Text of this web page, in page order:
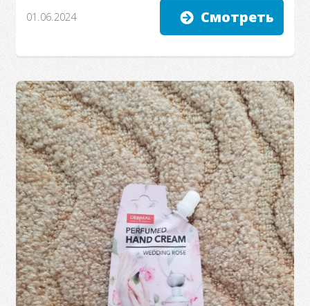
01.06.2024 Смотреть